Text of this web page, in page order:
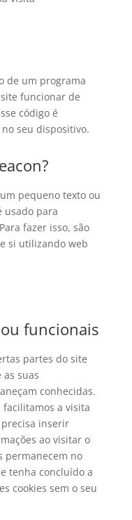
de um programa
funcionar de
código é
seu dispositivo.
pequeno texto ou
usado para
fazer isso, são
si utilizando web
funcionais
partes do site
suas
conhecidas.
a visita
precisa inserir
ao visitar o
permanecem no
tenha concluído a
cookies sem o seu